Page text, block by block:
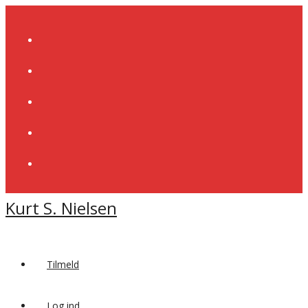
Kurt S. Nielsen
Tilmeld